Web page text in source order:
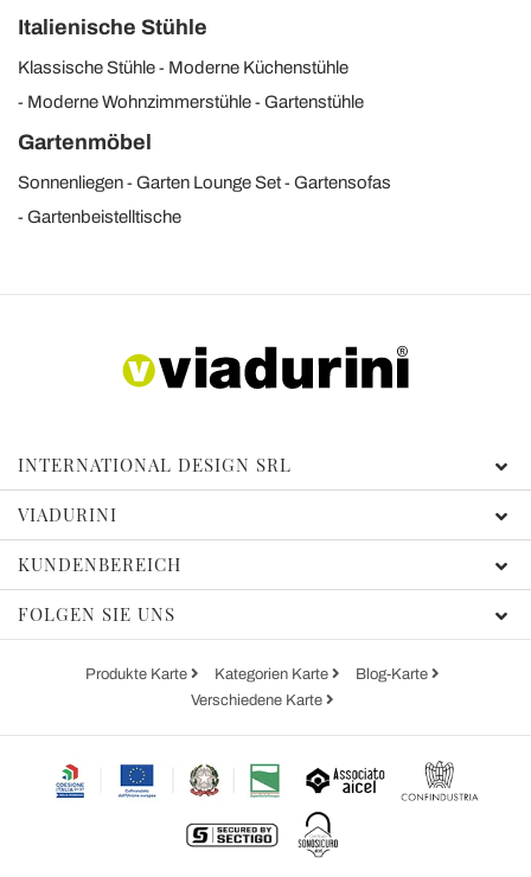
Italienische Stühle
Klassische Stühle
Moderne Küchenstühle
Moderne Wohnzimmerstühle
Gartenstühle
Gartenmöbel
Sonnenliegen Garten Lounge Set
Gartensofas
Gartenbeistelltische
INTERNATIONAL DESIGN SRL
VIADURINI
KUNDENBEREICH
FOLGEN SIE UNS
Produkte Karte Kategorien Karte
Blog-Karte
Verschiedene Karte